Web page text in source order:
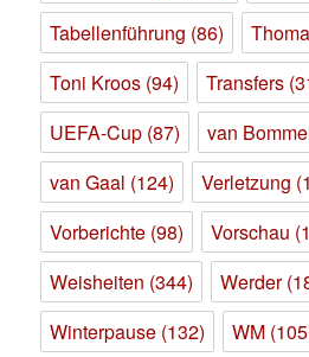
Tabellenführung (86)
Toni Kroos (94) Transfers
UEFA-Cup (87) van
van Gaal (124) Verletzung
Vorberichte (98) Vorschau
Weisheiten (344) Werder
Winterpause (132) WM